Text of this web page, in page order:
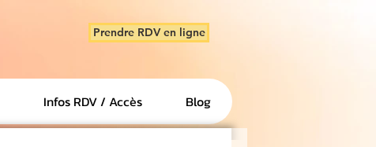
Prendre RDV en ligne
Infos RDV / Accès Blog